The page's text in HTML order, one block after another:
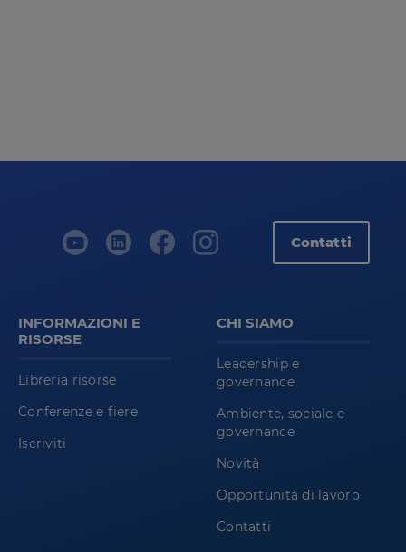
Contatti
INFORMAZIONI E
RISORSE
Libreria risorse
Conferenze e fiere
Iscriviti
CHI SIAMO
Leadership e
governance
Ambiente, sociale e
governance
Novità
Opportunità di lavoro
Contatti